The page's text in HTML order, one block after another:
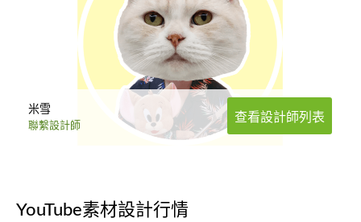
米雪
聯繫設計師
查看設計師列表
YouTube素材設計行情